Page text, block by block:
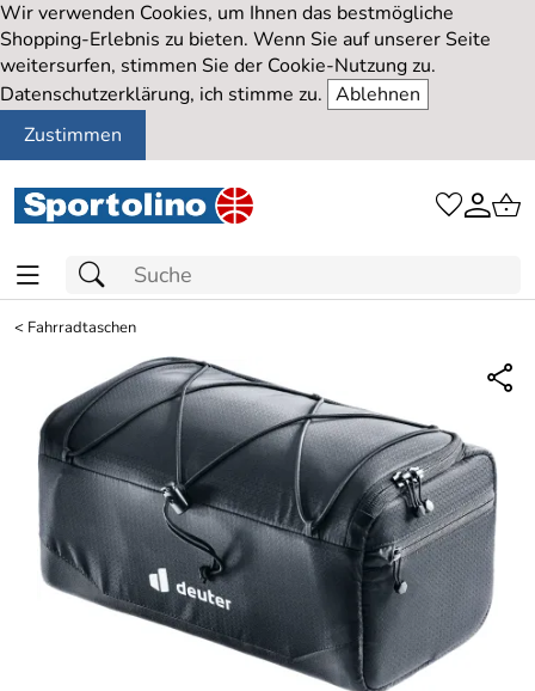
Wir verwenden Cookies, um Ihnen das bestmögliche
Shopping-Erlebnis zu bieten. Wenn Sie auf unserer Seite
weitersurfen, stimmen Sie der Cookie-Nutzung zu.
Datenschutzerklärung, ich stimme zu. Ablehnen
Zustimmen
< Fahrradtaschen